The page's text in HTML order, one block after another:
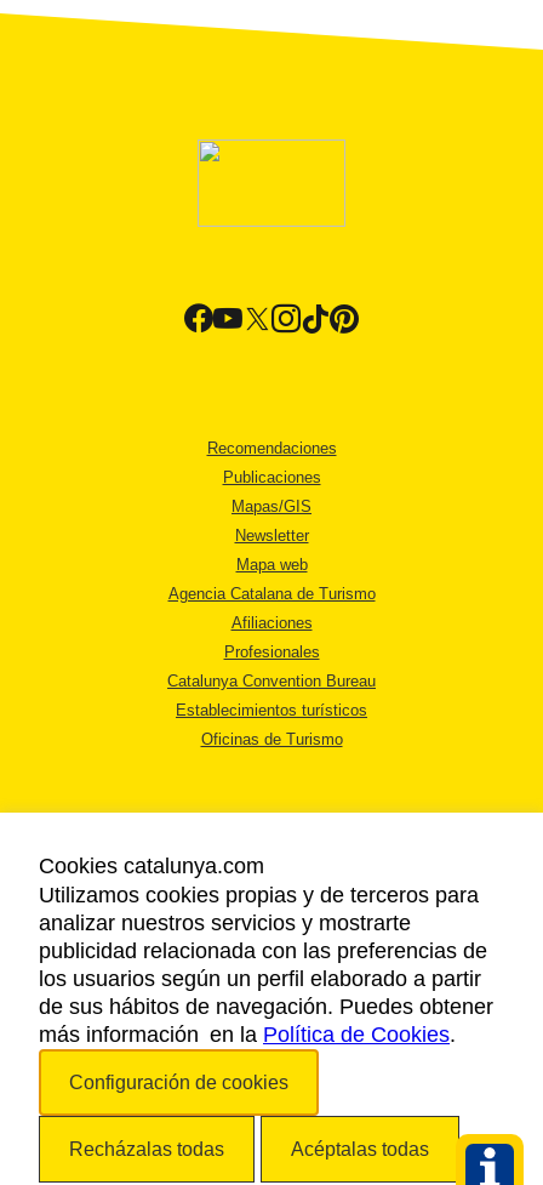
Recomendaciones
Publicaciones
Mapas/GIS
Newsletter
Mapa web
Agencia Catalana de Turismo
Afiliaciones
Profesionales
Catalunya Convention Bureau
Establecimientos turísticos
Oficinas de Turismo
AVISO LEGAL
POLÍTICA DE PRIVACIDAD
COOKIES
ACCESSIBILIDAD
Copyright © 2026. Agencia Catalana de Turismo. Todos los derechos
Cookies catalunya.com
Utilizamos cookies propias y de terceros para
analizar nuestros servicios y mostrarte
publicidad relacionada con las preferencias de
los usuarios según un perfil elaborado a partir
de sus hábitos de navegación. Puedes obtener
más información en la Política de Cookies.
Configuración de cookies
Recházalas todas Acéptalas todas